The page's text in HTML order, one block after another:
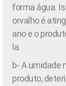
forma água.
orvalho é
ano e o
la.
b-A umidade
produto,